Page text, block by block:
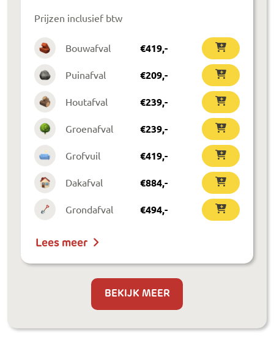
Prijzen inclusief btw
Bouwafval €419,-
Puinafval €209,-
Houtafval €239,-
Groenafval €239,-
Grofvuil €419,-
Dakafval €884,-
Grondafval €494,-
Lees meer
BEKIJK MEER